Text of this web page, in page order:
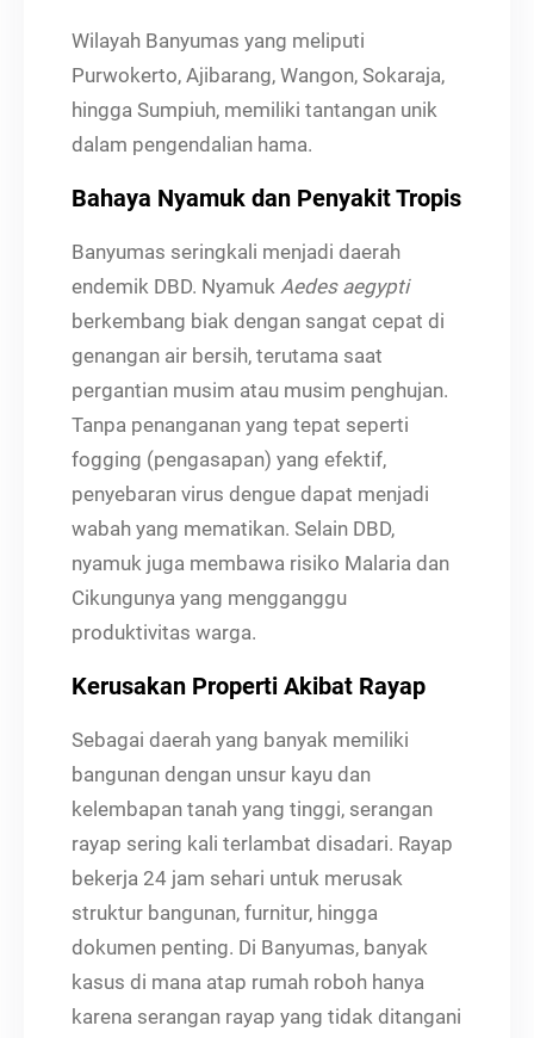
Wilayah Banyumas yang meliputi
Purwokerto, Ajibarang, Wangon, Sokaraja,
hingga Sumpiuh, memiliki tantangan unik
dalam pengendalian hama.
Bahaya Nyamuk dan Penyakit Tropis
Banyumas seringkali menjadi daerah
endemik DBD. Nyamuk Aedes aegypti
berkembang biak dengan sangat cepat di
genangan air bersih, terutama saat
pergantian musim atau musim penghujan.
Tanpa penanganan yang tepat seperti
fogging (pengasapan) yang efektif,
penyebaran virus dengue dapat menjadi
wabah yang mematikan. Selain DBD,
nyamuk juga membawa risiko Malaria dan
Cikungunya yang mengganggu
produktivitas warga.
Kerusakan Properti Akibat Rayap
Sebagai daerah yang banyak memiliki
bangunan dengan unsur kayu dan
kelembapan tanah yang tinggi, serangan
rayap sering kali terlambat disadari. Rayap
bekerja 24 jam sehari untuk merusak
struktur bangunan, furnitur, hingga
dokumen penting. Di Banyumas, banyak
kasus di mana atap rumah roboh hanya
karena serangan rayap yang tidak ditangani